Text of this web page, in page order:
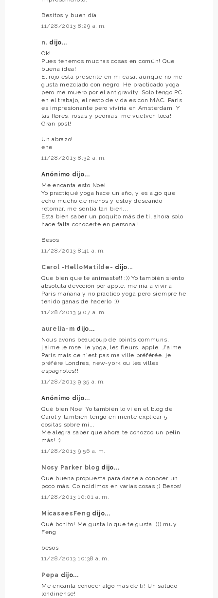
Besitos y buen día
11/28/2013 8:29 a. m.
n. dijo...
Ok!
Pues tenemos muchas cosas en común! Que
buena idea!
El rojo está presente en mi casa, aunque no me
gusta mezclado con negro. He practicado yoga
pero me muero por el antigravity. Solo tengo PC
en el trabajo, el resto de vida es con MAC. Paris
es impresionante pero viviría en Amsterdam. Y
las flores, rosas y peonías, me vuelven loca!
Gran post!
Un abrazo!
ene
11/28/2013 8:32 a. m.
Anónimo dijo...
Me encanta esto Noe¡
Yo practiqué yoga hace un año, y es algo que
echo mucho de menos y estoy deseando
retomar, me sentía tan bien...
Esta bien saber un poquito más de ti, ahora solo
hace falta conocerte en persona!!
Besos
11/28/2013 8:41 a. m.
Carol -HelloMatilde- dijo...
Que bien que te animaste!! :)) Yo también siento
absoluta devoción por apple, me iría a vivir a
París mañana y no practico yoga pero siempre he
tenido ganas de hacerlo :))
11/28/2013 9:07 a. m.
aurelia-m dijo...
Nous avons beaucoup de points communs,
j'aime le rose, le yoga, les fleurs, apple. J'aime
Paris mais ce n'est pas ma ville préférée. je
préfère Londres, new-york ou les villes
espagnoles!!
11/28/2013 9:35 a. m.
Anónimo dijo...
Qué bien Noe! Yo también lo vi en el blog de
Carol y también tengo en mente explicar 5
cositas sobre mí...
Me alegra saber que ahora te conozco un pelín
más! :)
11/28/2013 9:56 a. m.
Nosy Parker blog dijo...
Que buena propuesta para darse a conocer un
poco más. Coincidimos en varias cosas ;) Besos!
11/28/2013 10:01 a. m.
MicasaesFeng dijo...
Qué bonito! Me gusta lo que te gusta :))) muy
Feng
besos
11/28/2013 10:38 a. m.
Pepa dijo...
Me encanta conocer algo más de tí! Un saludo
londinense!